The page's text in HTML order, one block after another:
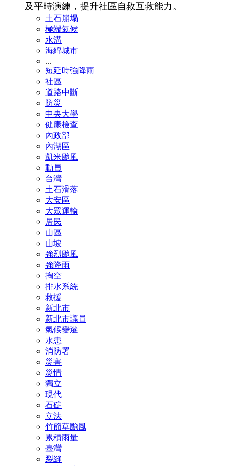
及平時演練，提升社區自救互救能力。
土石崩塌
極端氣候
水溝
海綿城市
...
短延時強降雨
社區
道路中斷
防災
中央大學
健康檢查
內政部
內湖區
凱米颱風
動員
台灣
土石滑落
大安區
大眾運輸
居民
山區
山坡
強烈颱風
強降雨
掏空
排水系統
救援
新北市
新北市議員
氣候變遷
水患
消防署
災害
災情
獨立
現代
石碇
立法
竹節草颱風
累積雨量
臺灣
裂縫